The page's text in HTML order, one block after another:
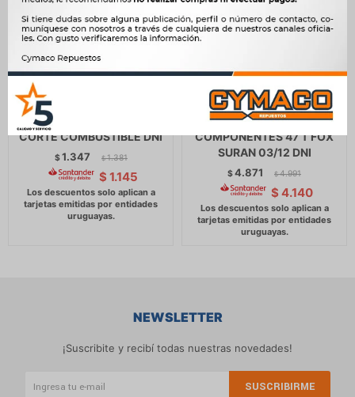
MODULO ENCENDIDO -
ANTIROBO UNIVERSAL 12V
CORTE COMBUSTIBLE DNI
$1.347 $ 1.381
$ 1.145
MODULO ENCENDIDO
VOLKSWAGEN CONTROL
COMPONENTES 47 T FOX
SURAN 03/12 DNI
$4.871 $ 4.991
$ 4.140
NEWSLETTER
¡Suscribite y recibí todas nuestras novedades!
SUSCRIBIRME